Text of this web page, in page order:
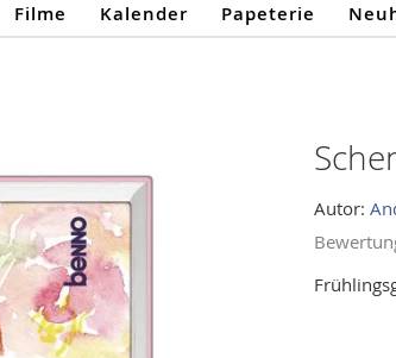
Filme Kalender Papeterie
Autor: